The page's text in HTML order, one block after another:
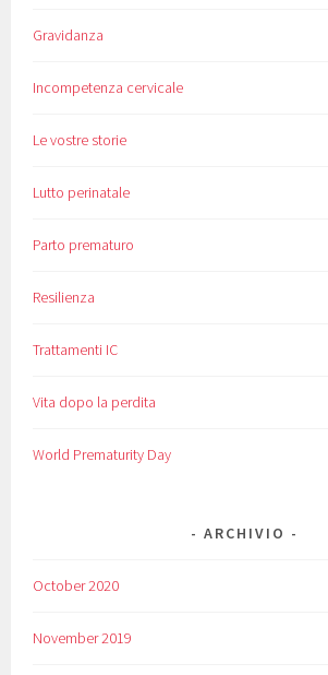
Gravidanza
Incompetenza cervicale
Le vostre storie
Lutto perinatale
Parto prematuro
Resilienza
Trattamenti IC
Vita dopo la perdita
World Prematurity Day
ARCHIVIO
October 2020
November 2019